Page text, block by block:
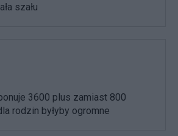
szału
3600 plus zamiast 800
rodzin byłyby ogromne